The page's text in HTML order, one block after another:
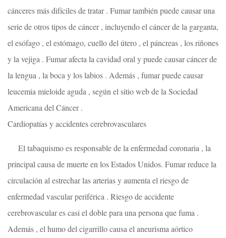
cánceres más difíciles de tratar . Fumar también puede causar una
serie de otros tipos de cáncer , incluyendo el cáncer de la garganta,
el esófago , el estómago, cuello del útero , el páncreas , los riñones
y la vejiga . Fumar afecta la cavidad oral y puede causar cáncer de
la lengua , la boca y los labios . Además , fumar puede causar
leucemia mieloide aguda , según el sitio web de la Sociedad
Americana del Cáncer .
Cardiopatías y accidentes cerebrovasculares
El tabaquismo es responsable de la enfermedad coronaria , la
principal causa de muerte en los Estados Unidos. Fumar reduce la
circulación al estrechar las arterias y aumenta el riesgo de
enfermedad vascular periférica . Riesgo de accidente
cerebrovascular es casi el doble para una persona que fuma .
Además , el humo del cigarrillo causa el aneurisma aórtico